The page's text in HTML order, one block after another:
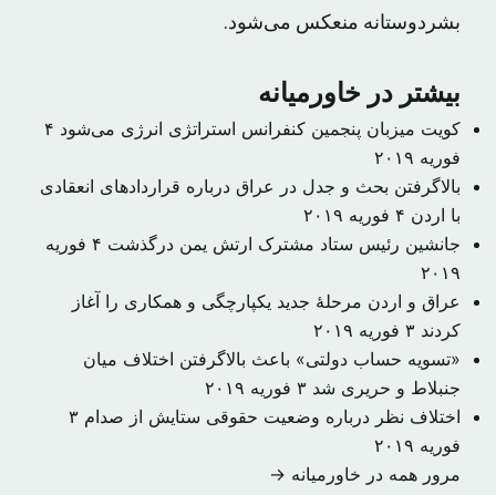
بشردوستانه منعکس می‌شود.
بیشتر در خاورمیانه
کویت میزبان پنجمین کنفرانس استراتژی انرژی می‌شود ۴
فوریه ۲۰۱۹
بالاگرفتن بحث و جدل در عراق درباره قراردادهای انعقادی
با اردن ۴ فوریه ۲۰۱۹
جانشین رئیس ستاد مشترک ارتش یمن درگذشت
۴ فوریه
۲۰۱۹
عراق و اردن مرحلهٔ جدید یکپارچگی و همکاری را آغاز
کردند ۳ فوریه ۲۰۱۹
«تسویه حساب دولتی» باعث بالاگرفتن اختلاف میان
جنبلاط و حریری شد ۳ فوریه ۲۰۱۹
اختلاف نظر درباره وضعیت حقوقی ستایش از صدام ۳
فوریه ۲۰۱۹
مرور همه در خاورمیانه →